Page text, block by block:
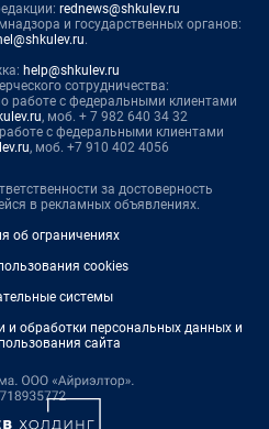
rednews@shkulev.ru
и государственных органов:
.
help@shkulev.ru
сотрудничества:
работе с федеральными клиентами
, моб. + 7 982 640 34 32
с федеральными клиентами
, моб. +7 910 402 4056
за достоверность
в рекламных объявлениях.
об ограничениях
cookies
системы
и обработки персональных данных и
сайта